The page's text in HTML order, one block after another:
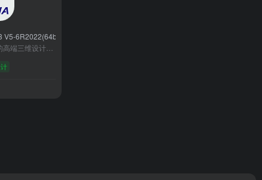
V5-6R2022(64bit)